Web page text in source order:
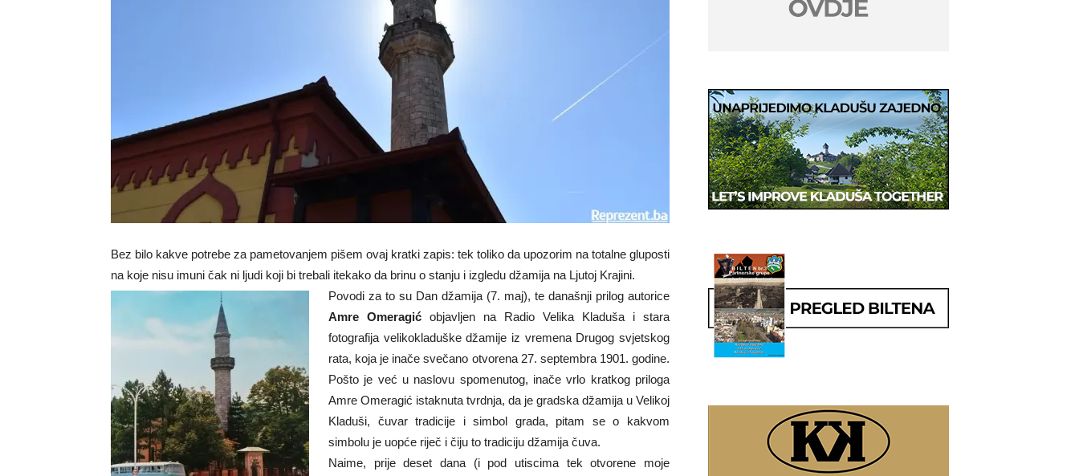
Bez bilo kakve potrebe za pametovanjem pišem ovaj kratki zapis: tek toliko da upozorim na totalne gluposti
na koje nisu imuni čak ni ljudi koji bi trebali itekako da brinu o stanju i izgledu džamija na Ljutoj Krajini.
Povodi za to su Dan džamija (7. maj), te današnji prilog autorice
Amre Omeragić objavljen na Radio Velika Kladuša i stara
fotografija velikokladuške džamije iz vremena Drugog svjetskog
rata, koja je inače svečano otvorena 27. septembra 1901. godine.
Pošto je već u naslovu spomenutog, inače vrlo kratkog priloga
Amre Omeragić istaknuta tvrdnja, da je gradska džamija u Velikoj
Kladuši, čuvar tradicije i simbol grada, pitam se o kakvom
simbolu je uopće riječ i čiju to tradiciju džamija čuva.
Naime, prije deset dana (i pod utiscima tek otvorene moje